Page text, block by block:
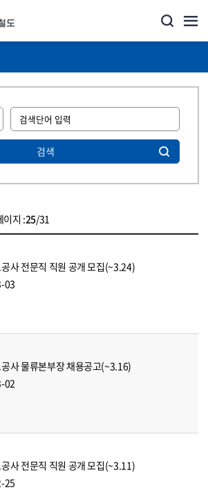
검색
지 :25/31
사 전문직 직원 공개 모집(~3.24)
03
사 물류본부장 채용공고(~3.16)
02
사 전문직 직원 공개 모집(~3.11)
25